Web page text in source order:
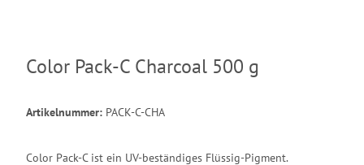
Color Pack-C Charcoal 500 g
Artikelnummer: PACK-C-CHA
Color Pack-C ist ein UV-beständiges Flüssig-Pigment.